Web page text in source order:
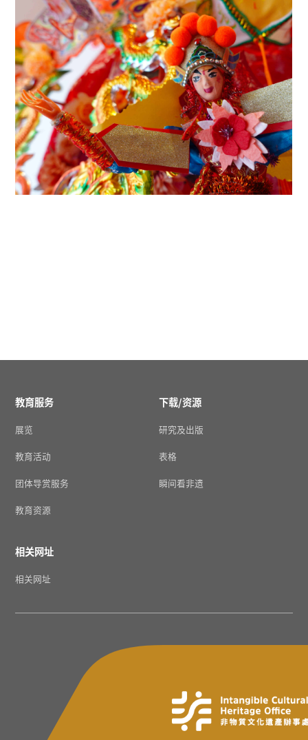
教育服务
展览
教育活动
团体导赏服务
教育资源
下载/资源
研究及出版
表格
瞬间看非遗
相关网址
相关网址